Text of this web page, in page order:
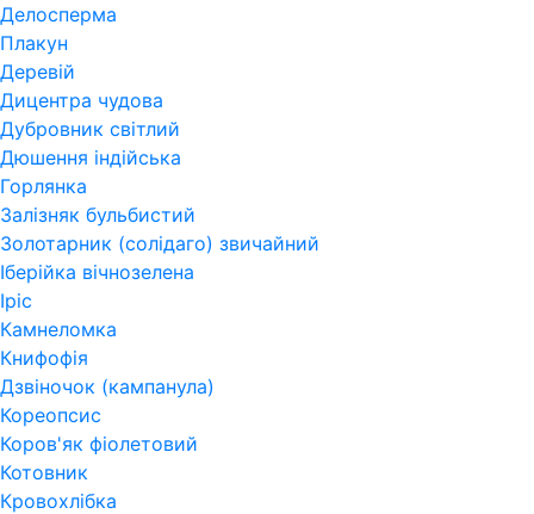
Делосперма
Плакун
Деревій
Дицентра чудова
Дубровник світлий
Дюшення індійська
Горлянка
Залізняк бульбистий
Золотарник (солідаго) звичайний
Іберійка вічнозелена
Іріс
Камнеломка
Книфофія
Дзвіночок (кампанула)
Кореопсис
Коров'як фіолетовий
Котовник
Кровохлібка